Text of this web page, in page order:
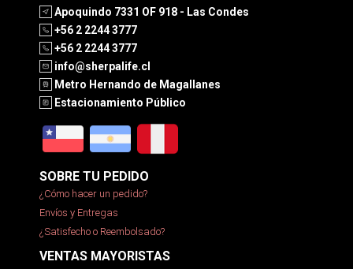
Apoquindo 7331 OF 918 - Las Condes
+56 2 2244 3777
+56 2 2244 3777
info@sherpalife.cl
Metro Hernando de Magallanes
Estacionamiento Público
SOBRE TU PEDIDO
¿Cómo hacer un pedido?
Envíos y Entregas
¿Satisfecho o Reembolsado?
VENTAS MAYORISTAS